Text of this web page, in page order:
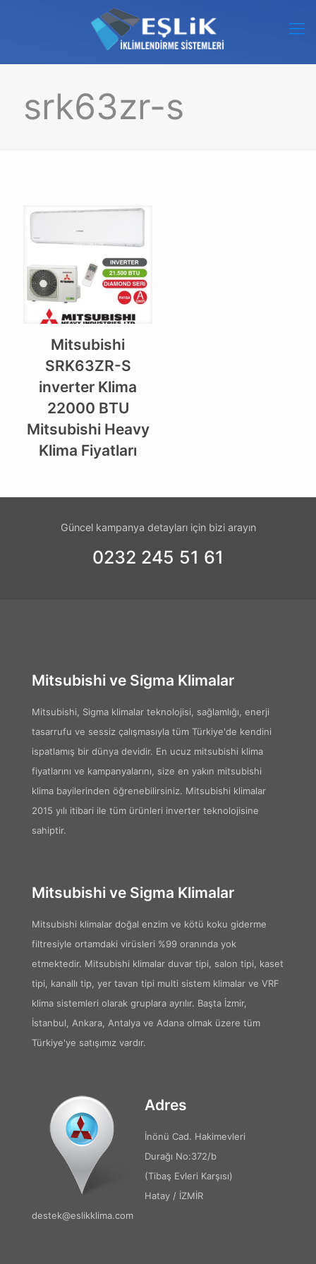
srk63zr-s
Mitsubishi
SRK63ZR-S
inverter Klima
22000 BTU
Mitsubishi Heavy
Klima Fiyatları
Güncel kampanya detayları için bizi arayın
0232 245 51 61
Mitsubishi ve Sigma Klimalar
Mitsubishi, Sigma klimalar teknolojisi, sağlamlığı, enerji
tasarrufu ve sessiz çalışmasıyla tüm Türkiye'de kendini
ispatlamış bir dünya devidir. En ucuz mitsubishi klima
fiyatlarını ve kampanyalarını, size en yakın mitsubishi
klima bayilerinden öğrenebilirsiniz. Mitsubishi klimalar
2015 yılı itibari ile tüm ürünleri inverter teknolojisine
sahiptir.
Mitsubishi ve Sigma Klimalar
Mitsubishi klimalar doğal enzim ve kötü koku giderme
filtresiyle ortamdaki virüsleri %99 oranında yok
etmektedir. Mitsubishi klimalar duvar tipi, salon tipi, kaset
tipi, kanallı tip, yer tavan tipi multi sistem klimalar ve VRF
klima sistemleri olarak gruplara ayrılır. Başta İzmir,
İstanbul, Ankara, Antalya ve Adana olmak üzere tüm
Türkiye'ye satışımız vardır.
Adres
İnönü Cad. Hakimevleri
Durağı No:372/b
(Tibaş Evleri Karşısı)
Hatay / İZMİR
destek@eslikklima.com